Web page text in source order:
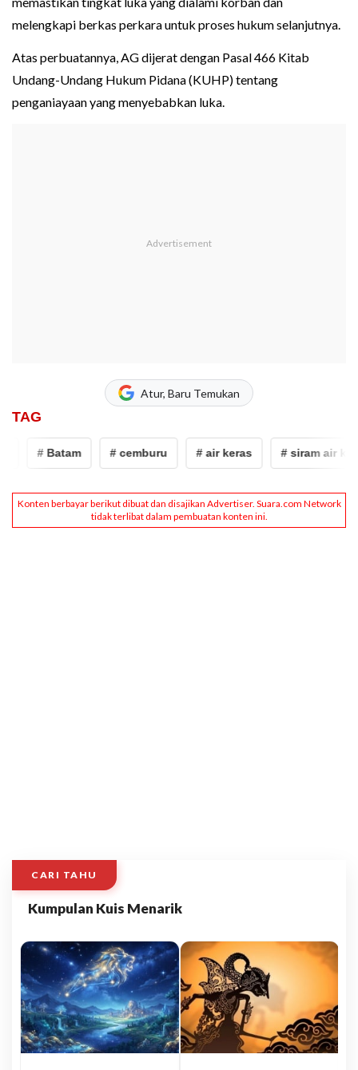
melengkapi berkas perkara untuk proses hukum selanjutnya.
Atas perbuatannya, AG dijerat dengan Pasal 466 Kitab
Undang-Undang Hukum Pidana (KUHP) tentang
penganiayaan yang menyebabkan luka.
Atur, Baru Temukan
TAG
# Batam # cemburu # air keras # siram air keras
CARI TAHU
Kumpulan Kuis Menarik